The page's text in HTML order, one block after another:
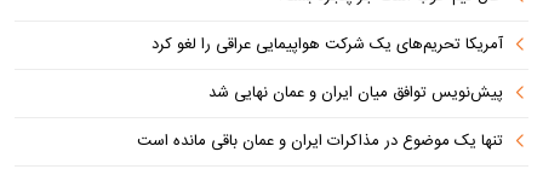
آمریکا تحریم‌های یک شرکت هواپیمایی عراقی را لغو کرد
پیش‌نویس توافق میان ایران و عمان نهایی شد
تنها یک موضوع در مذاکرات ایران و عمان باقی مانده است